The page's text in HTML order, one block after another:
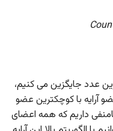
عدد جایگزین می کنیم،
آرایه با کوچکترین عضو
نامنفی داریم که همه اعضای